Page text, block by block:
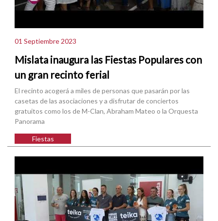
01 Septiembre 2023
Mislata inaugura las Fiestas Populares con
un gran recinto ferial
El recinto acogerá a miles de personas que pasarán por las
casetas de las asociaciones y a disfrutar de conciertos
gratuitos como los de M-Clan, Abraham Mateo o la Orquesta
Panorama
Fiestas